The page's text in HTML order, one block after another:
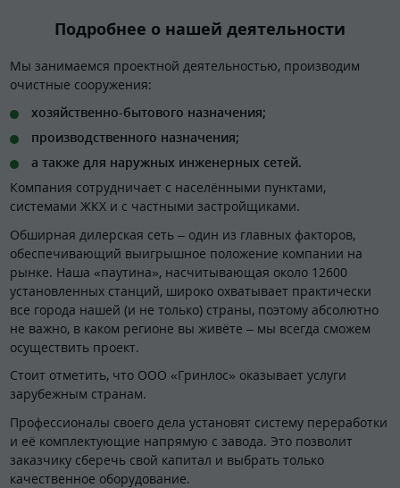
Подробнее о нашей деятельности
Мы занимаемся проектной деятельностью, производим
очистные сооружения:
хозяйственно-бытового назначения;
производственного назначения;
а также для наружных инженерных сетей.
Компания сотрудничает с населёнными пунктами,
системами ЖКХ и с частными застройщиками.
Обширная дилерская сеть – один из главных факторов,
обеспечивающий выигрышное положение компании на
рынке. Наша «паутина», насчитывающая около 12600
установленных станций, широко охватывает практически
все города нашей (и не только) страны, поэтому абсолютно
не важно, в каком регионе вы живёте – мы всегда сможем
осуществить проект.
Стоит отметить, что ООО «Гринлос» оказывает услуги
зарубежным странам.
Профессионалы своего дела установят систему переработки
и её комплектующие напрямую с завода. Это позволит
заказчику сберечь свой капитал и выбрать только
качественное оборудование.